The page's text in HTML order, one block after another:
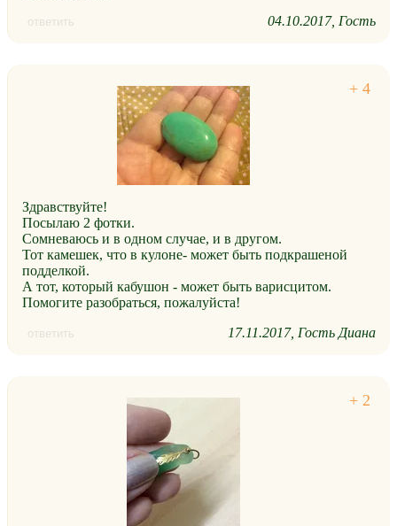
ответить 04.10.2017 Гость
Здравствуйте!
Посылаю 2 фотки.
Сомневаюсь и в одном случае, и в другом.
Тот камешек, что в кулоне- может быть подкрашеной
подделкой.
А тот, который кабушон - может быть варисцитом.
Помогите разобраться, пожалуйста!
ответить 17.11.2017 Гость Диана